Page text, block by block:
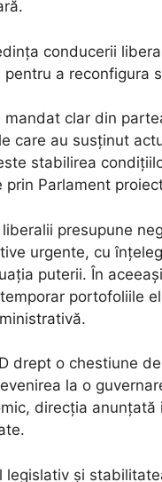
conducerii
a reconfigura
mandat clar din
care au susținut
stabilirea
Parlament
presupune
urgente, cu
puterii. În
portofoliile
drept o chestiune
la o
direcția
legislativ și